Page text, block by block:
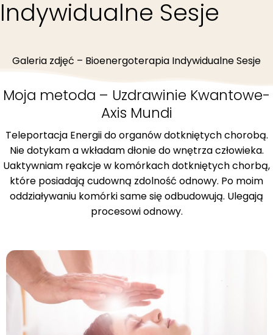
Indywidualne Sesje
Galeria zdjęć – Bioenergoterapia Indywidualne Sesje
Moja metoda – Uzdrawinie Kwantowe-
Axis Mundi
Teleportacja Energii do organów dotkniętych chorobą.
Nie dotykam a wkładam dłonie do wnętrza człowieka.
Uaktywniam ręakcje w komórkach dotkniętych chorbą,
które posiadają cudowną zdolność odnowy. Po moim
oddziaływaniu komórki same się odbudowują. Ulegają
procesowi odnowy.